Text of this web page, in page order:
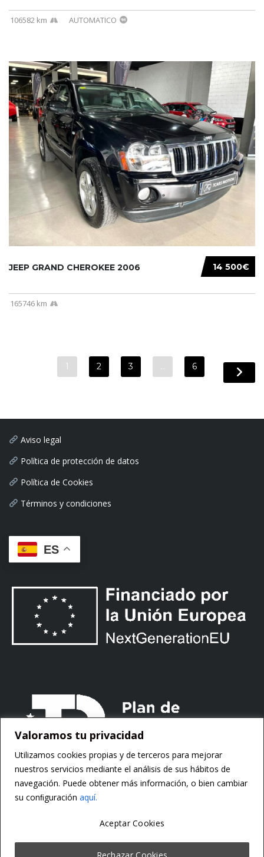
Valoramos tu privacidad
Utilizamos cookies propias y de terceros para mejorar
nuestros servicios mediante el análisis de sus hábitos de
navegación. Puede obtener más información, o bien cambiar
su conﬁguración aquí.
Rechazar Cookies
Aceptar Cookies
106582 km AUTOMATICO
14 500€
JEEP GRAND CHEROKEE 2006
165746 km
1 2 3 … 6
Aviso legal
Política de protección de datos
Política de Cookies
Términos y condiciones
ES